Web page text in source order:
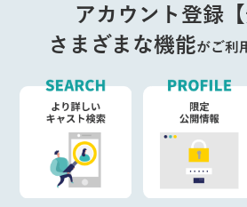
アカウント登録【
さまざまな機能がご利